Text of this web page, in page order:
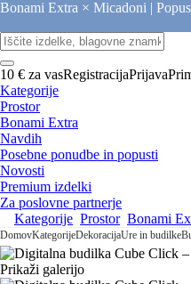
Bonami Extra × Micadoni |
10 € za vasRegistracijaPrijava
Kategorije
Prostor
Bonami Extra
Navdih
Posebne ponudbe in popusti
Novosti
Premium izdelki
Za poslovne partnerje
Kategorije Prostor Bonami
DomovKategorijeDekoracijaUre in budilke
Prikaži galerijo